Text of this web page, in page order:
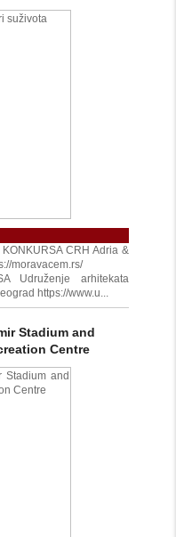
CRH Adria &
moravacem.rs/
Udruženje arhitekata
https://www.u...
Stadium and
Centre